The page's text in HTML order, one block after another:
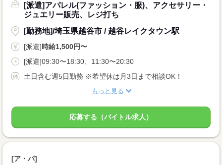
[派遣]アパレル(ファッション・服)、アクセサリー・
ジュエリー販売、レジ打ち
[勤務地]/埼玉県越谷市 / 越谷レイクタウン駅
[派遣]時給1,500円〜
[派遣]09:30〜18:30、11:30〜20:30
土日含む週5日勤務 ※希望休は月3日まで相談OK！
もっと見る
応募する（バイトル求人）
[ア・パ]